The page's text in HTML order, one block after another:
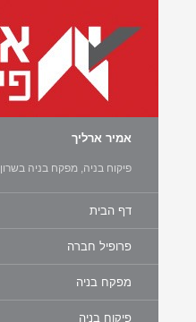
אמיר ארליך
פיקוח בניה, מפקח בניה בשרון
דף הבית
פרופיל חברה
מפקח בניה
פיקוח בניה